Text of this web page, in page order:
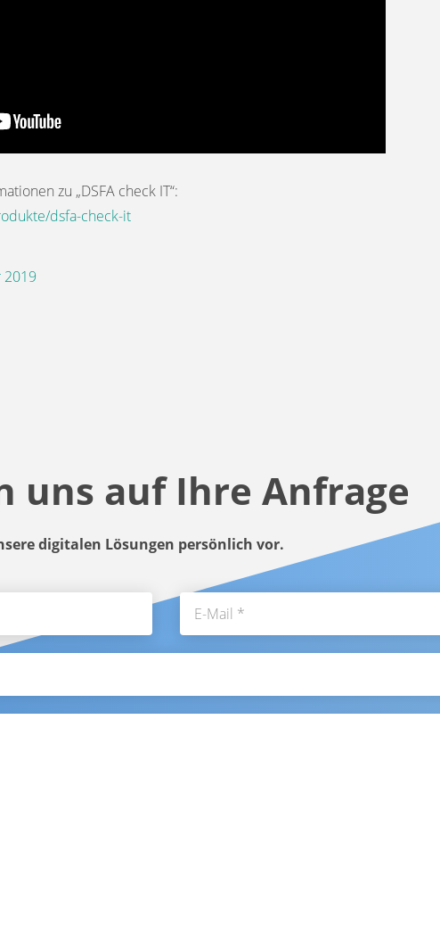
zu „DSFA check IT“:
dsfa-check-it
2019
uns auf Ihre Anfrage
digitalen Lösungen persönlich vor.